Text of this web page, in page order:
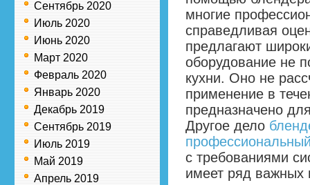
Сентябрь 2020
Июль 2020
Июнь 2020
Март 2020
Февраль 2020
Январь 2020
Декабрь 2019
Сентябрь 2019
Июль 2019
Май 2019
Апрель 2019
многие
справедливая
предлагают
оборудование не
кухни. Оно не
применение в
предназначено
Другое дело
с требованиями
имеет ряд важных